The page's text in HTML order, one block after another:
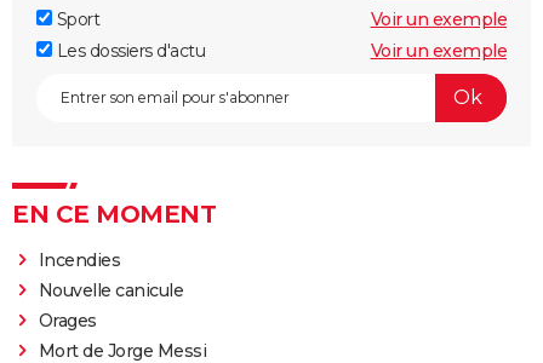
Sport
Voir un exemple
Les dossiers d'actu
Voir un exemple
EN CE MOMENT
Incendies
Nouvelle canicule
Orages
Mort de Jorge Messi